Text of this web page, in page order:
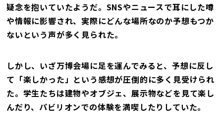
疑念を抱いていたようだ。SNSやニュースで耳にした噂
や情報に影響され、実際にどんな場所なのか予想もつか
ないという声が多く見られた。
しかし、いざ万博会場に足を運んでみると、予想に反し
て「楽しかった」という感想が圧倒的に多く見受けられ
た。学生たちは建物やオブジェ、展示物などを見て楽し
んだり、パビリオンでの体験を満喫したりしていた。